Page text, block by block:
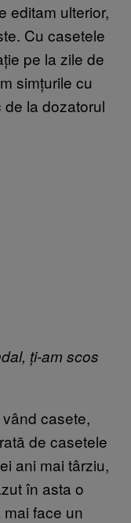
editam ulterior,
Cu casetele
pe la zile de
simțurile cu
la dozatorul
ți-am scos
casete,
de casetele
ani mai târziu,
în asta o
face un